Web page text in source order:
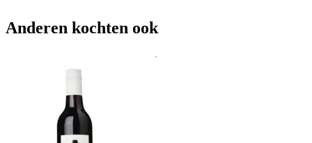
Anderen kochten ook